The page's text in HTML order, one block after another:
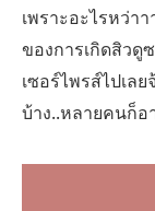
เพราะอะไรหว่า
ของการเกิดสิวดู
เซอร์ไพรส์ไปเล
บ้าง..หลายคนก็อ